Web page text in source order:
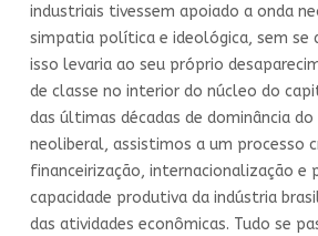
industriais tivessem apoiado a onda
simpatia política e ideológica, sem se
isso levaria ao seu próprio
de classe no interior do núcleo do
das últimas décadas de dominância
neoliberal, assistimos a um processo
financeirização, internacionalização e
capacidade produtiva da indústria
das atividades econômicas. Tudo se